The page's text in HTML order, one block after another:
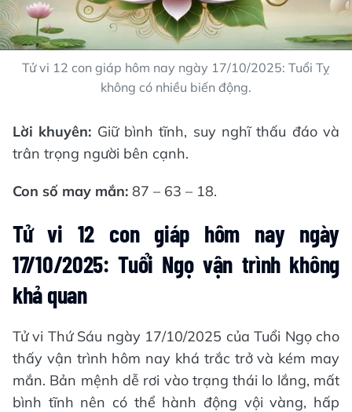
Tử vi 12 con giáp hôm nay ngày 17/10/2025: Tuổi Tỵ
không có nhiều biến động.
Lời khuyên: Giữ bình tĩnh, suy nghĩ thấu đáo và
trân trọng người bên cạnh.
Con số may mắn: 87 – 63 – 18.
Tử vi 12 con giáp hôm nay ngày
17/10/2025: Tuổi Ngọ vận trình không
khả quan
Tử vi Thứ Sáu ngày 17/10/2025 của Tuổi Ngọ cho
thấy vận trình hôm nay khá trắc trở và kém may
mắn. Bản mệnh dễ rơi vào trạng thái lo lắng, mất
bình tĩnh nên có thể hành động vội vàng, hấp